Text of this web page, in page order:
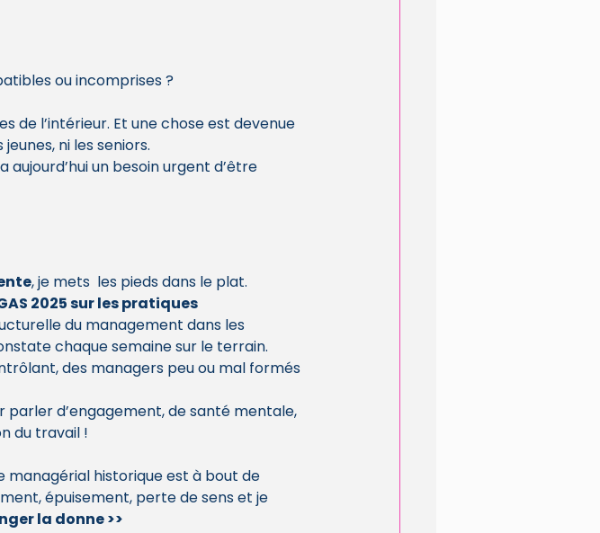
ou incomprises ?
de l’intérieur. Et une chose est devenue
jeunes, ni les seniors.
aujourd’hui un besoin urgent d’être
, je mets  les pieds dans le plat.
2025 sur les pratiques
du management dans les
chaque semaine sur le terrain.
des managers peu ou mal formés
d’engagement, de santé mentale,
du travail !
managérial historique est à bout de
épuisement, perte de sens et je
la donne >>